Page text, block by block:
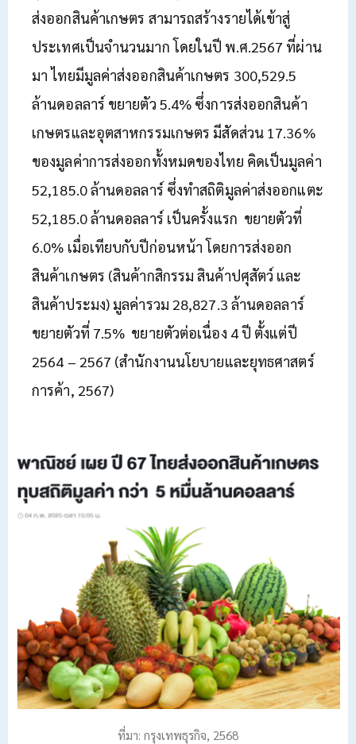
ส่งออกสินค้าเกษตร สามารถสร้างรายได้เข้าสู่
ประเทศเป็นจำนวนมาก โดยในปี พ.ศ.2567 ที่ผ่าน
มา ไทยมีมูลค่าส่งออกสินค้าเกษตร 300,529.5
ล้านดอลลาร์ ขยายตัว 5.4% ซึ่งการส่งออกสินค้า
เกษตรและอุตสาหกรรมเกษตร มีสัดส่วน 17.36%
ของมูลค่าการส่งออกทั้งหมดของไทย คิดเป็นมูลค่า
52,185.0 ล้านดอลลาร์ ซึ่งทำสถิติมูลค่าส่งออกแตะ
52,185.0 ล้านดอลลาร์ เป็นครั้งแรก ขยายตัวที่
6.0% เมื่อเทียบกับปีก่อนหน้า โดยการส่งออก
สินค้าเกษตร (สินค้ากสิกรรม สินค้าปศุสัตว์ และ
สินค้าประมง) มูลค่ารวม 28,827.3 ล้านดอลลาร์
ขยายตัวที่ 7.5% ขยายตัวต่อเนื่อง 4 ปี ตั้งแต่ปี
2564 – 2567 (สำนักงานนโยบายและยุทธศาสตร์
การค้า, 2567)
ที่มา: กรุงเทพธุรกิจ, 2568